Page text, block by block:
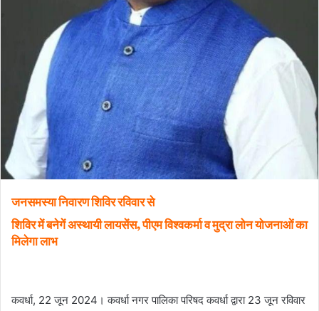
जनसमस्या निवारण शिविर रविवार से
शिविर में बनेगें अस्थायी लायसेंस, पीएम विश्वकर्मा व मुद्रा लोन योजनाओं का
मिलेगा लाभ
कवर्धा, 22 जून 2024। कवर्धा नगर पालिका परिषद कवर्धा द्वारा 23 जून रविवार